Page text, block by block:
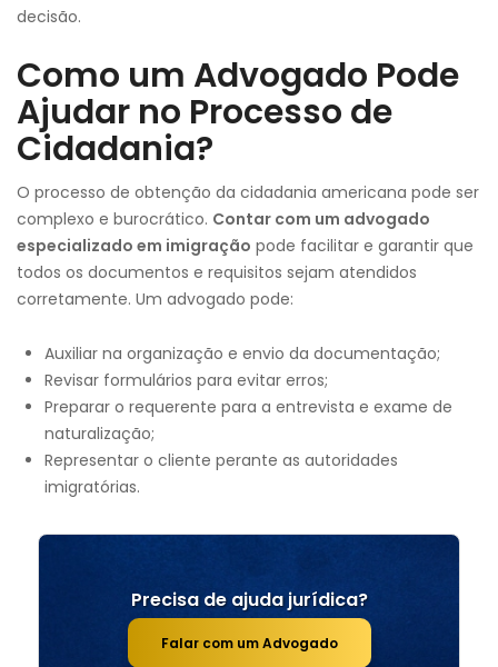
decisão.
Como um Advogado Pode
Ajudar no Processo de
Cidadania?
O processo de obtenção da cidadania americana pode ser
complexo e burocrático. Contar com um advogado
especializado em imigração pode facilitar e garantir que
todos os documentos e requisitos sejam atendidos
corretamente. Um advogado pode:
Auxiliar na organização e envio da documentação;
Revisar formulários para evitar erros;
Preparar o requerente para a entrevista e exame de
naturalização;
Representar o cliente perante as autoridades
imigratórias.
Precisa de ajuda jurídica?
Falar com um Advogado